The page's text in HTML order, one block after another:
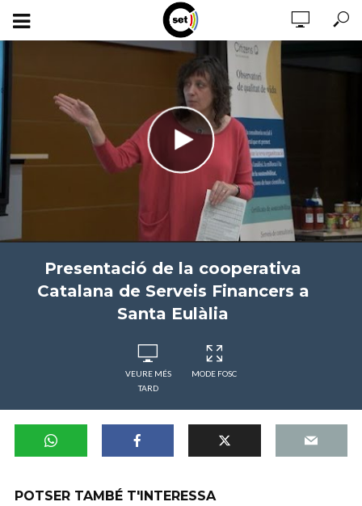
Presentació de la cooperativa
Catalana de Serveis Financers a
Santa Eulàlia
VEURE MÉS
TARD
MODE FOSC
POTSER TAMBÉ T'INTERESSA